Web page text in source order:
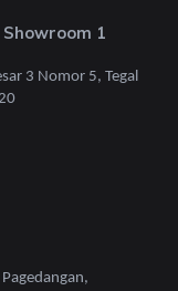
1
3 Nomor 5, Tegal